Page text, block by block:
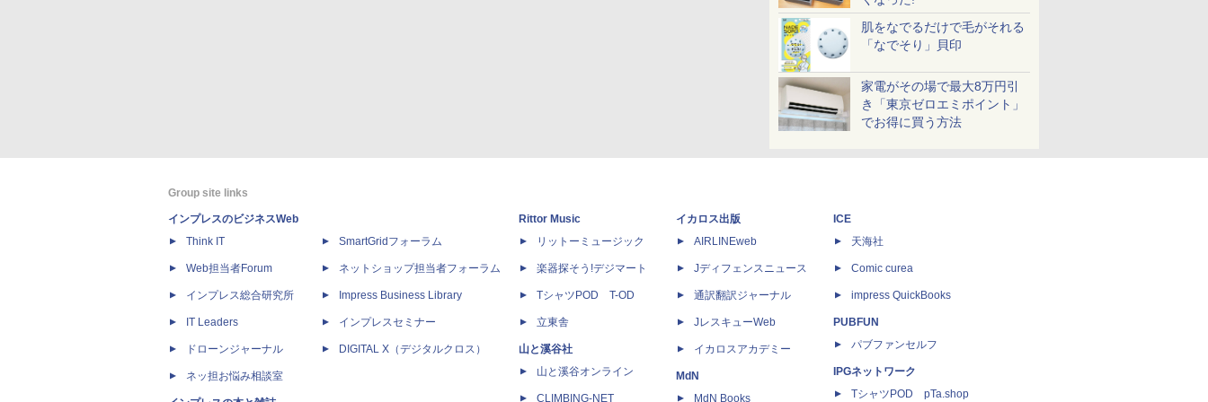
肌をなでるだけで毛がそれる
「なでそり」貝印
家電がその場で最大8万円引
き「東京ゼロエミポイント」
でお得に買う方法
Group site links
インプレスのビジネスWeb
Think IT
Web担当者Forum
インプレス総合研究所
IT Leaders
ドローンジャーナル
ネッ担お悩み相談室
SmartGridフォーラム
ネットショップ担当者フォーラム
Impress Business Library
インプレスセミナー
DIGITAL X（デジタルクロス）
Rittor Music
リットーミュージック
楽器探そう!デジマート
TシャツPOD T-OD
立東舎
山と溪谷社
山と溪谷オンライン
CLIMBING-NET
イカロス出版
AIRLINEweb
Jディフェンスニュース
通訳翻訳ジャーナル
JレスキューWeb
イカロスアカデミー
MdN
MdN Books
ICE
天海社
Comic curea
impress QuickBooks
PUBFUN
パブファンセルフ
IPGネットワーク
TシャツPOD pTa.shop